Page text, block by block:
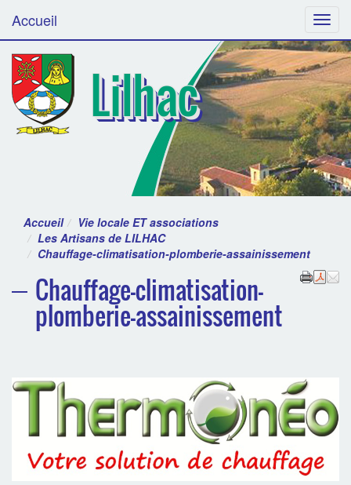
Menu
Accueil
Lilhac
Accueil
Vie locale ET associations
Les Artisans de LILHAC
Chauffage-climatisation-plomberie-assainissement
Chauffage-climatisation-
plomberie-assainissement